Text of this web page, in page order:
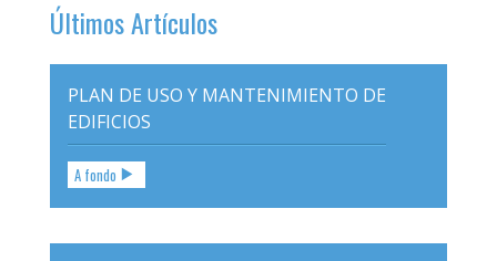
Últimos Artículos
PLAN DE USO Y MANTENIMIENTO DE
EDIFICIOS
A fondo